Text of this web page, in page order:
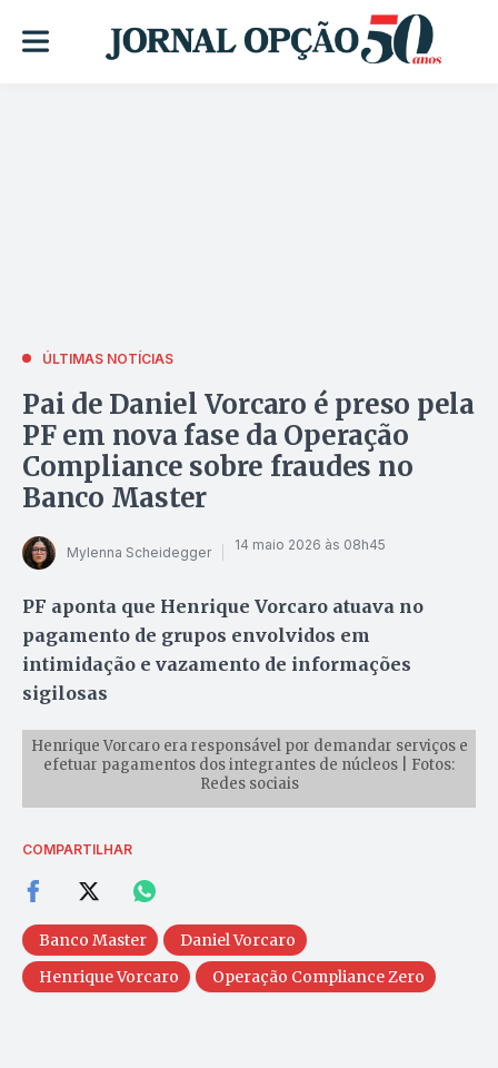
ÚLTIMAS NOTÍCIAS
Pai de Daniel Vorcaro é preso pela
PF em nova fase da Operação
Compliance sobre fraudes no
Banco Master
Mylenna Scheidegger 14 maio 2026 às 08h45
PF aponta que Henrique Vorcaro atuava no
pagamento de grupos envolvidos em
intimidação e vazamento de informações
sigilosas
Henrique Vorcaro era responsável por demandar serviços e
efetuar pagamentos dos integrantes de núcleos | Fotos:
Redes sociais
COMPARTILHAR
Banco Master
Daniel Vorcaro
Henrique Vorcaro
Operação Compliance Zero